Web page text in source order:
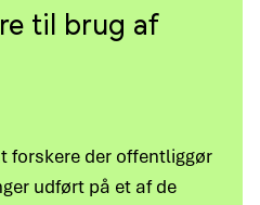
til brug af
forskere der offentliggør
udført på et af de